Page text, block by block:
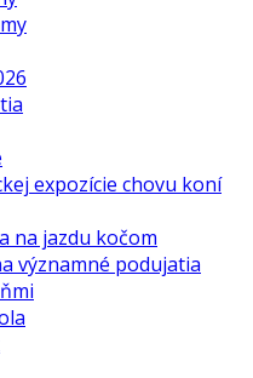
expozície chovu koní
na jazdu kočom
významné podujatia